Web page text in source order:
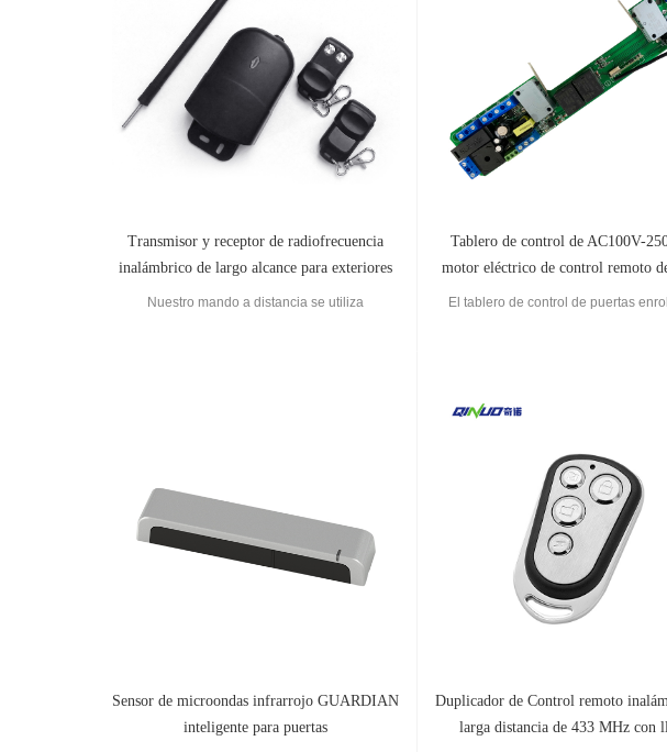
Transmisor y receptor de radiofrecuencia
inalámbrico de largo alcance para exteriores
Nuestro mando a distancia se utiliza
Tablero de control de AC100V-
motor eléctrico de control remoto
rodante seccional industrial
El tablero de control de puertas
Sensor de microondas infrarrojo GUARDIAN
inteligente para puertas
Duplicador de Control remoto
larga distancia de 433 MHz con